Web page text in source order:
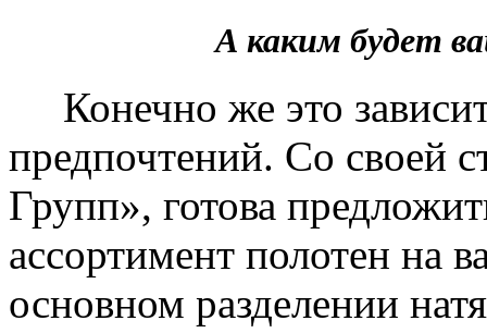
А каким будет
Конечно же это
предпочтений. Со своей
Групп», готова
ассортимент полотен на
основном разделении